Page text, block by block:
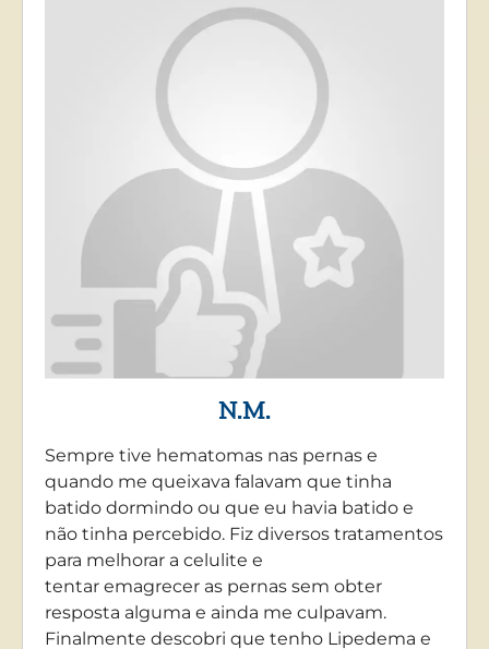
N.M.
Sempre tive hematomas nas pernas e
quando me queixava falavam que tinha
batido dormindo ou que eu havia batido e
não tinha percebido. Fiz diversos tratamentos
para melhorar a celulite e
tentar emagrecer as pernas sem obter
resposta alguma e ainda me culpavam.
Finalmente descobri que tenho Lipedema e